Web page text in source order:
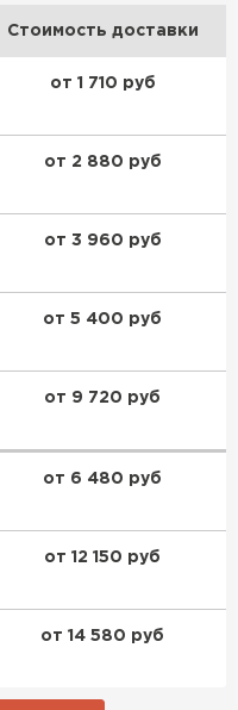
Стоимость доставки
от 1 710 руб
от 2 880 руб
от 3 960 руб
от 5 400 руб
от 9 720 руб
от 6 480 руб
от 12 150 руб
от 14 580 руб